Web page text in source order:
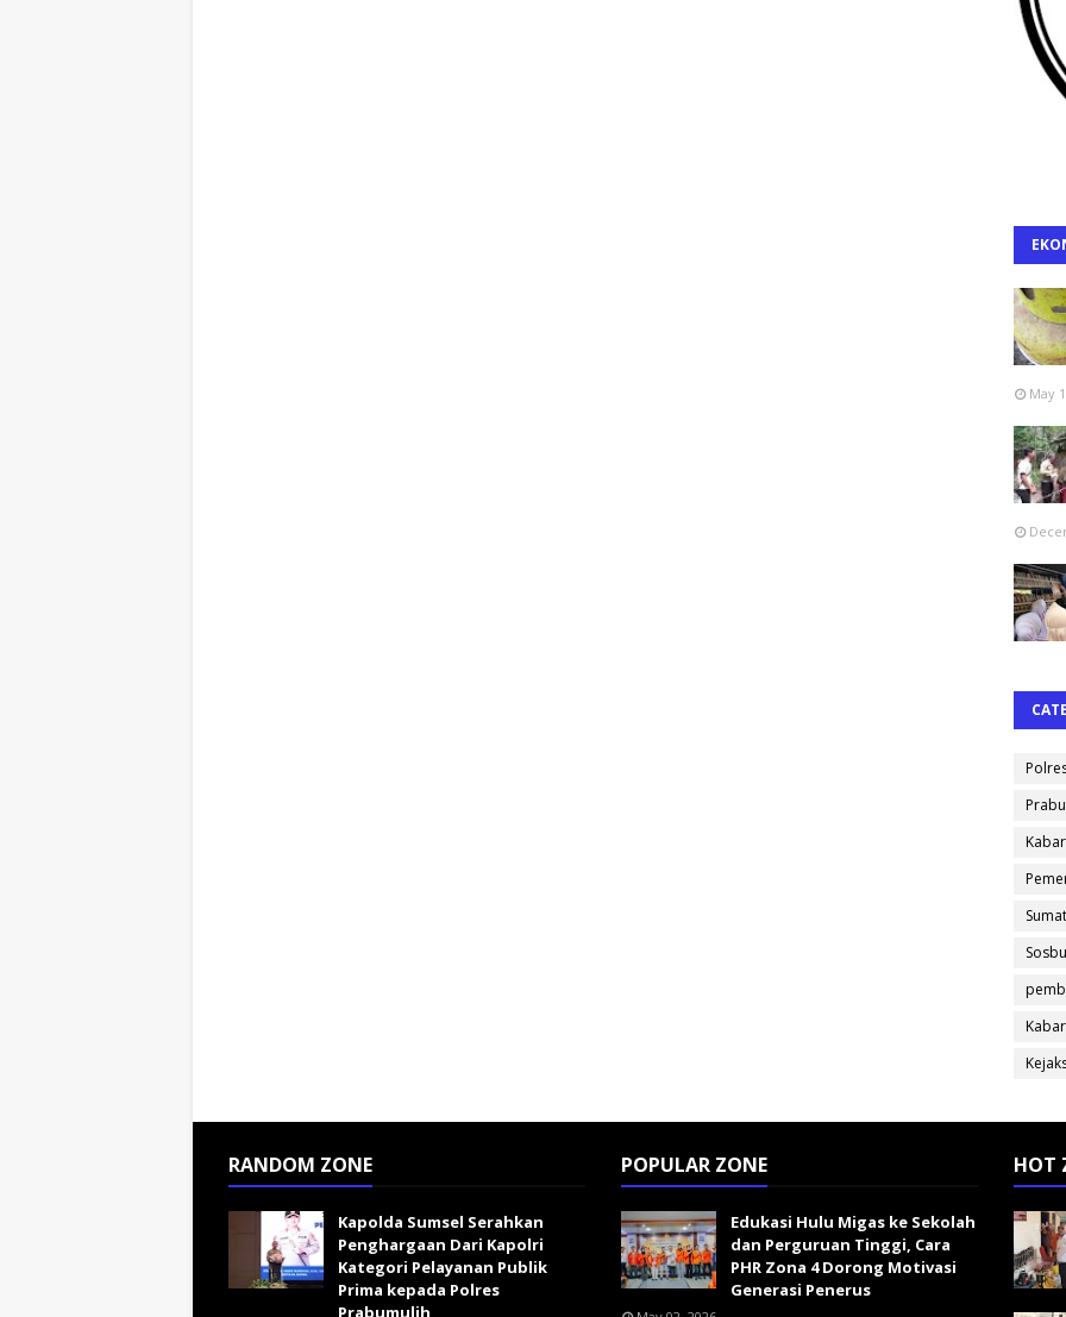
May
RANDOM ZONE
Kapolda Sumsel Serahkan
Penghargaan Dari Kapolri
Kategori Pelayanan Publik
Prima kepada Polres
Prabumulih
POPULAR ZONE
Edukasi Hulu Migas ke Sekolah
dan Perguruan Tinggi, Cara
PHR Zona 4 Dorong Motivasi
Generasi Penerus
HOT